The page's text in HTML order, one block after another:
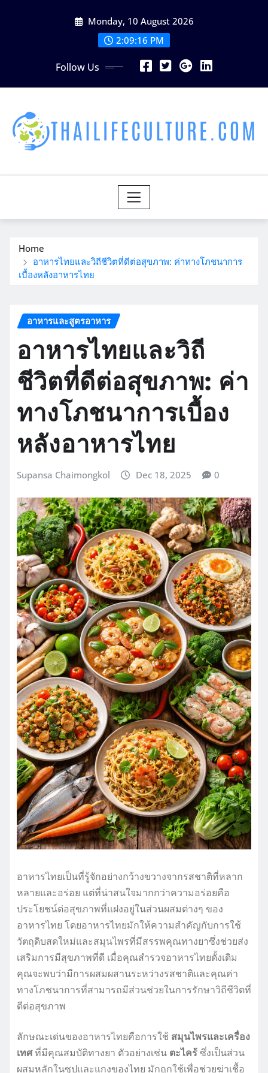
Monday, 10 August 2026
2:09:17 PM
Follow Us
Home
อาหารไทยและวิถีชีวิตที่ดีต่อสุขภาพ: ค่าทางโภชนาการ
เบื้องหลังอาหารไทย
อาหารและสูตรอาหาร
อาหารไทยและวิถี
ชีวิตที่ดีต่อสุขภาพ: ค่า
ทางโภชนาการเบื้อง
หลังอาหารไทย
Supansa Chaimongkol Dec 18, 2025 0
อาหารไทยเป็นที่รู้จักอย่างกว้างขวางจากรสชาติที่หลาก
หลายและอร่อย แต่ที่น่าสนใจมากกว่าความอร่อยคือ
ประโยชน์ต่อสุขภาพที่แฝงอยู่ในส่วนผสมต่างๆ ของ
อาหารไทย โดยอาหารไทยมักให้ความสำคัญกับการใช้
วัตถุดิบสดใหม่และสมุนไพรที่มีสรรพคุณทางยาซึ่งช่วยส่ง
เสริมการมีสุขภาพที่ดี เมื่อคุณสำรวจอาหารไทยดั้งเดิม
คุณจะพบว่ามีการผสมผสานระหว่างรสชาติและคุณค่า
ทางโภชนาการที่สามารถมีส่วนช่วยในการรักษาวิถีชีวิตที่
ดีต่อสุขภาพ
ลักษณะเด่นของอาหารไทยคือการใช้ สมุนไพรและเครื่อง
เทศที่มีคุณสมบัติทางยา ตัวอย่างเช่น ตะไคร้ซึ่งเป็นส่วน
ผสมหลักในซุปและแกงของไทย มักถูกใช้เพื่อช่วยฆ่าเชื้อ